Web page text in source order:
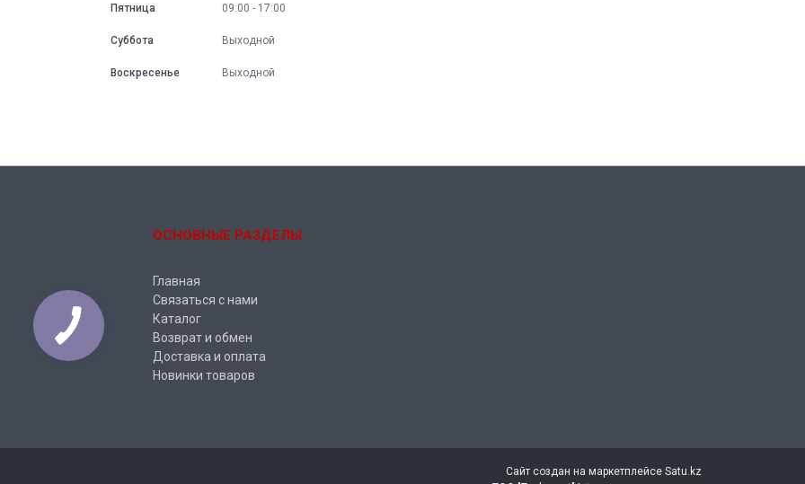
Пятница 09:00 17:00
Суббота Выходной
Воскресенье Выходной
ОСНОВНЫЕ РАЗДЕЛЫ
Главная
Связаться с нами
Каталог
Возврат и обмен
Доставка и оплата
Новинки товаров
Сайт создан на маркетплейсе Satu.kz